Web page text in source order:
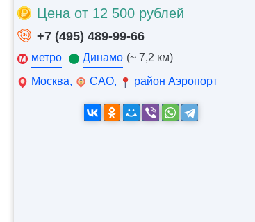
Цена от 12 500 рублей
+7 (495) 489-99-66
метро Динамо (~ 7,2 км)
Москва,
САО, район Аэропорт